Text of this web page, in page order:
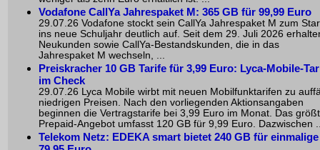
Vodafone CallYa Jahrespaket M: 365 GB für 99,99 Euro
29.07.26 Vodafone stockt sein CallYa Jahrespaket M zum
ins neue Schuljahr deutlich auf. Seit dem 29. Juli 2026
Neukunden sowie CallYa-Bestandskunden, die in das
Jahrespaket M wechseln, ...
Preiskracher 10 GB Tarife für 3,99 Euro: Lyca-Mobile-
im Check
29.07.26 Lyca Mobile wirbt mit neuen Mobilfunktarifen zu
niedrigen Preisen. Nach den vorliegenden Aktionsangaben
beginnen die Vertragstarife bei 3,99 Euro im Monat. Das
Prepaid-Angebot umfasst 120 GB für 9,99 Euro. Dazwischen
Telekom Netz: EDEKA smart bietet 240 GB für einmalige